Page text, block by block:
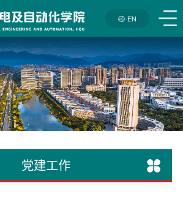
EN
党建工作